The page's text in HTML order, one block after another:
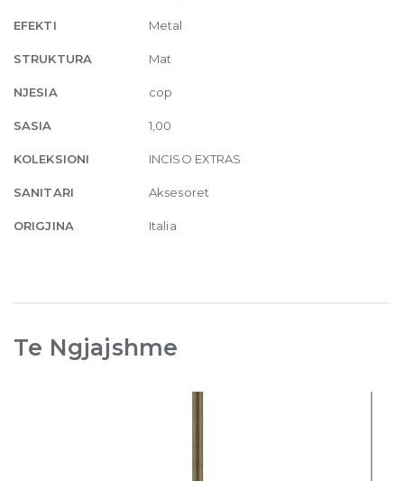
EFEKTI Metal
STRUKTURA Mat
NJESIA cop
SASIA 1,00
KOLEKSIONI INCISO EXTRAS
SANITARI Aksesoret
ORIGJINA Italia
Te Ngjajshme